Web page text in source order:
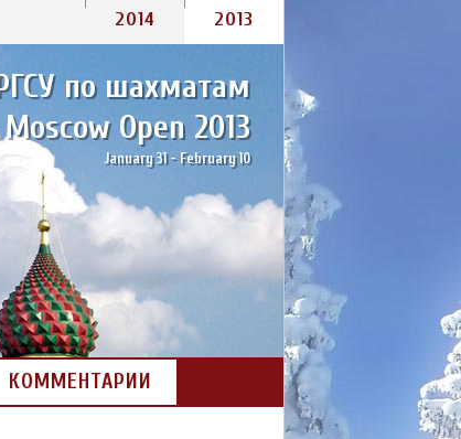
2013
2014
по шахматам
Moscow Open 2013
January 31 - February 10
КОММЕНТАРИИ